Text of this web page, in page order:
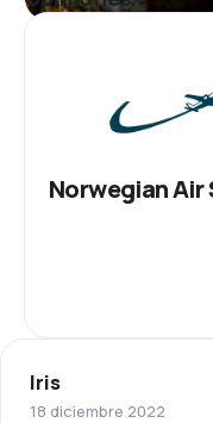
Norwegian
Iris
18 diciembre 2022